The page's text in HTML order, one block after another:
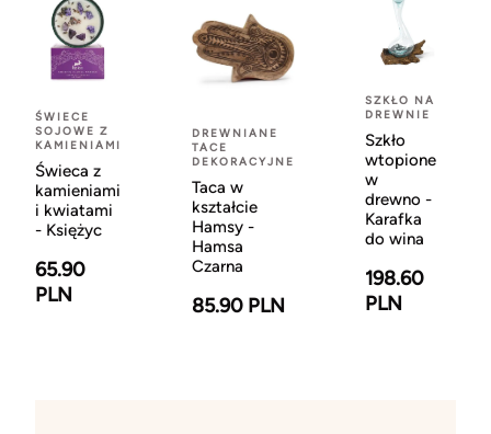
ŚWIECE
SOJOWE Z
KAMIENIAMI
Świeca z
kamieniami
i kwiatami
- Księżyc
65.90
PLN
DREWNIANE
TACE
DEKORACYJNE
Taca w
kształcie
Hamsy -
Hamsa
Czarna
85.90 PLN
SZKŁO NA
DREWNIE
Szkło
wtopione
w
drewno -
Karafka
do wina
198.60
PLN